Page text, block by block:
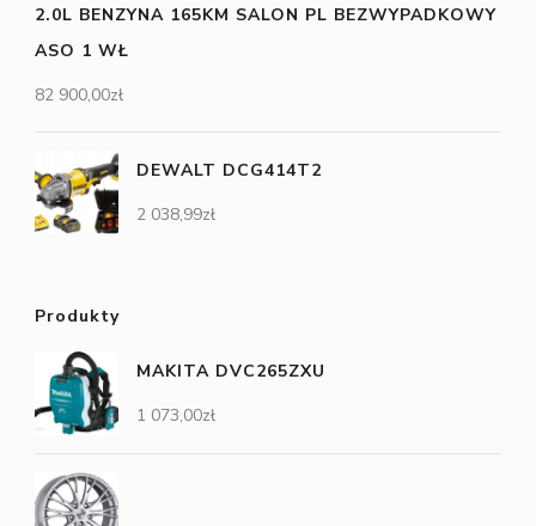
2.0L BENZYNA 165KM SALON PL BEZWYPADKOWY
ASO 1 WŁ
82 900,00zł
DEWALT DCG414T2
2 038,99zł
Produkty
MAKITA DVC265ZXU
1 073,00zł